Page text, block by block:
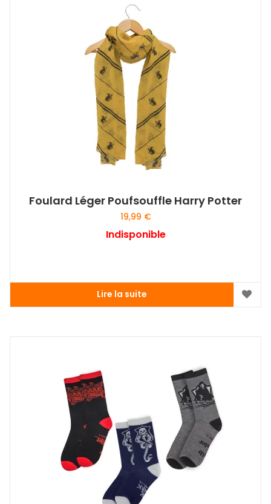
Foulard Léger Poufsouffle Harry Potter
19,99 €
Indisponible
Lire la suite